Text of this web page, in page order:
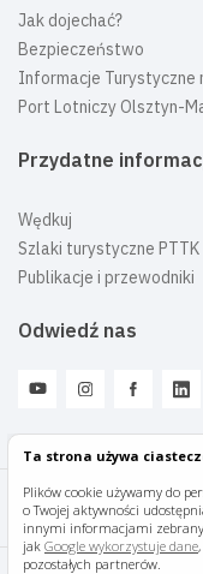
Ta strona używa
Plików cookie używamy do
o Twojej aktywności
innymi informacjami
jak Google wykorzystuje dane
pozostałych partnerów.
Jak dojechać?
Bezpieczeństwo
Informacje Turystyczne
Port Lotniczy Olsztyn-
Przydatne
Wędkuj
Szlaki turystyczne PTTK
Publikacje i przewodniki
Odwiedź nas
Mazury Travel ©